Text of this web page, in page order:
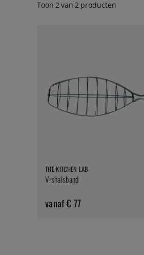
Toon 2 van 2 producten
THE KITCHEN LAB
Vishalsband
vanaf € 77